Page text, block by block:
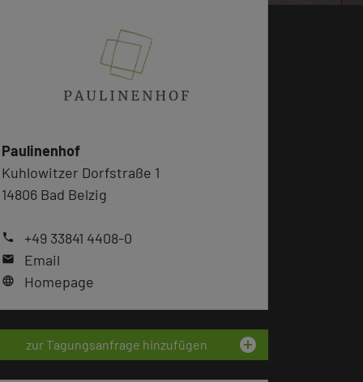
Paulinenhof
Kuhlowitzer Dorfstraße 1
14806 Bad Belzig
phone +49 33841 4408-0
mail Email
language Homepage
zur Tagungsanfrage hinzufügen add_circle